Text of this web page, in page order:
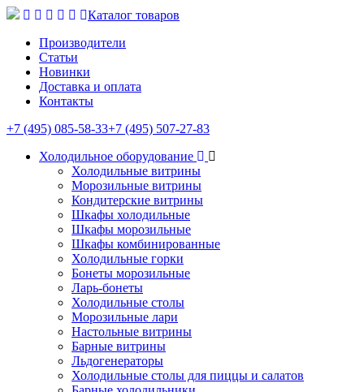
Каталог товаров
Производители
Статьи
Новинки
Доставка и оплата
Контакты
+7 (495) 085-58-33+7 (495) 507-27-83
Холодильное оборудование
Холодильные витрины
Морозильные витрины
Кондитерские витрины
Шкафы холодильные
Шкафы морозильные
Шкафы комбинированные
Холодильные горки
Бонеты морозильные
Ларь-бонеты
Холодильные столы
Морозильные лари
Настольные витрины
Барные витрины
Льдогенераторы
Холодильные столы для пиццы и салатов